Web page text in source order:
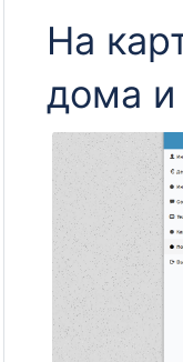
версией
расстояние
адресу
На
дома и